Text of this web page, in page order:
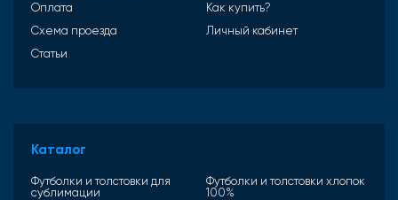
Оплата
Как купить?
Схема проезда
Личный кабинет
Статьи
Каталог
Футболки и толстовки для
сублимации
Футболки и толстовки хлопок
100%